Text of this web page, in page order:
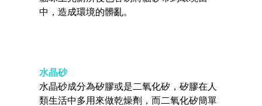
中，造成環境的髒亂。
水晶砂
水晶砂成分為矽膠或是二氧化矽，矽膠在人
類生活中多用來做乾燥劑，而二氧化矽簡單